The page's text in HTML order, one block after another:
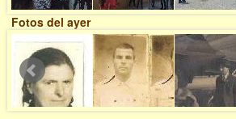
Fotos del ayer